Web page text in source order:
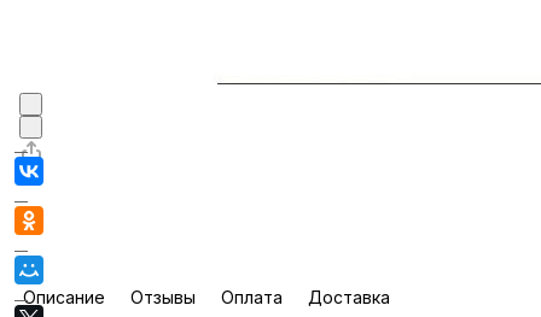
Описание Отзывы Оплата Доставка